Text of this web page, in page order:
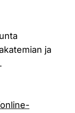
ja